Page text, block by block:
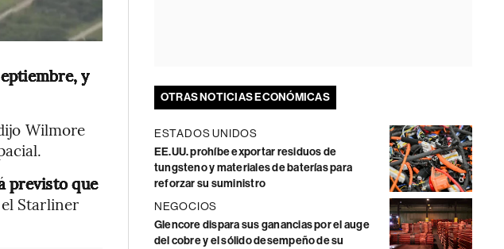
y
Wilmore
previsto que
Starliner
OTRAS NOTICIAS ECONÓMICAS
ESTADOS UNIDOS
EE.UU. prohíbe exportar residuos de
tungsteno y materiales de baterías para
reforzar su suministro
NEGOCIOS
Glencore dispara sus ganancias por el auge
del cobre y el sólido desempeño de su